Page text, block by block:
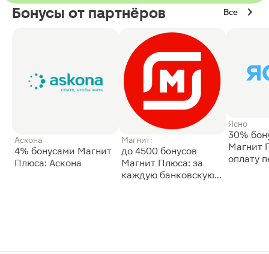
Бонусы от партнёров Все
Аскона
4% бонусами Магнит
Плюса: Аскона
Магнит:
до 4500 бонусов
Магнит Плюса: за
каждую банковскую
Ясно
30%
Магнит
оплату